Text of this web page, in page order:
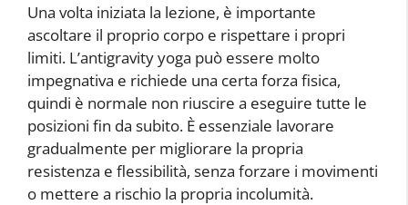
Una volta iniziata la lezione, è importante
ascoltare il proprio corpo e rispettare i propri
limiti. L’antigravity yoga può essere molto
impegnativa e richiede una certa forza fisica,
quindi è normale non riuscire a eseguire tutte le
posizioni fin da subito. È essenziale lavorare
gradualmente per migliorare la propria
resistenza e flessibilità, senza forzare i movimenti
o mettere a rischio la propria incolumità.